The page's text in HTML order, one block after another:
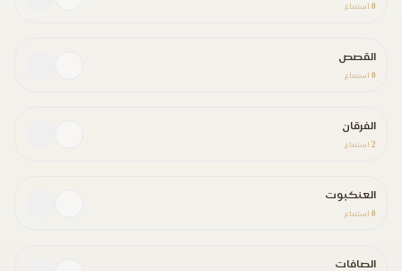
0 استماع
القصص
0 استماع
الفرقان
2 استماع
العنكبوت
0 استماع
الصافات